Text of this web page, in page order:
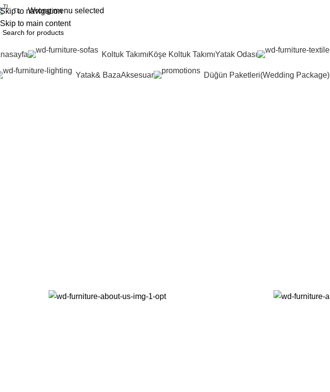
Skip to navigation
Skip to main content
TL Wrong menu selected
Koltuk TakımıKöşe Koltuk TakımıYatak Odası
Yatak& BazaAksesuar Düğün Paketleri(Wedding Package)